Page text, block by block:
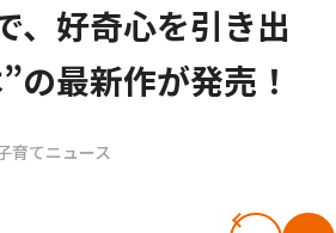
、好奇心を引き出
最新作が発売！
育てニュース